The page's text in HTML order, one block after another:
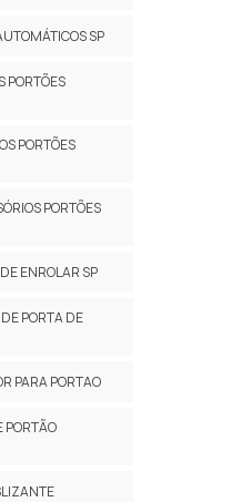
SP
PORTÕES
PORTÕES
PORTÕES
ENROLAR SP
PORTA DE
PARA PORTAO
PORTÃO